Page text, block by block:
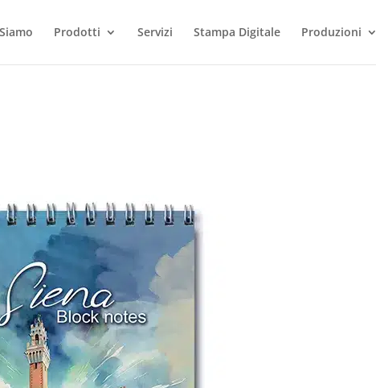
Prodotti Servizi Stampa Digitale Produzioni